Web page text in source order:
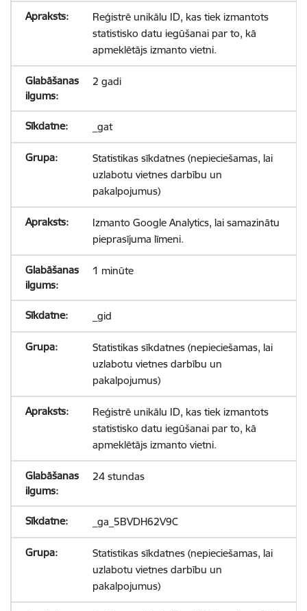
Reģistrē unikālu ID, kas tiek izmantots
statistisko datu iegūšanai par to, kā
apmeklētājs izmanto vietni.
2 gadi
_gat
Statistikas sīkdatnes (nepieciešamas, lai
uzlabotu vietnes darbību un
pakalpojumus)
Izmanto Google Analytics, lai samazinātu
pieprasījuma līmeni.
1 minūte
_gid
Statistikas sīkdatnes (nepieciešamas, lai
uzlabotu vietnes darbību un
pakalpojumus)
Reģistrē unikālu ID, kas tiek izmantots
statistisko datu iegūšanai par to, kā
apmeklētājs izmanto vietni.
24 stundas
_ga_5BVDH62V9C
Statistikas sīkdatnes (nepieciešamas, lai
uzlabotu vietnes darbību un
pakalpojumus)